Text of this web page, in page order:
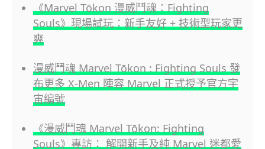
《Marvel Tōkon 漫威鬥魂：Fighting
Souls》現場試玩：新手友好 + 技術型玩家更
爽
漫威鬥魂 Marvel Tōkon : Fighting Souls 發
布更多 X-Men 陣容 Marvel 正式授予官方宇
宙編號
《漫威鬥魂 Marvel Tōkon: Fighting
Souls》專訪： 解開新手及純 Marvel 迷都愛